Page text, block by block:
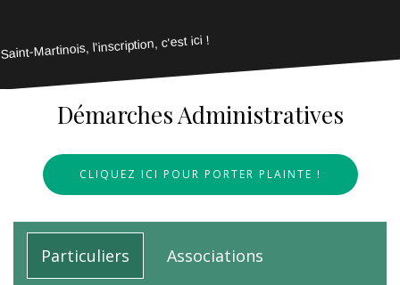
Saint-Martinois, l'inscription, c'est ici !
Démarches Administratives
CLIQUEZ ICI POUR PORTER PLAINTE !
Particuliers Associations